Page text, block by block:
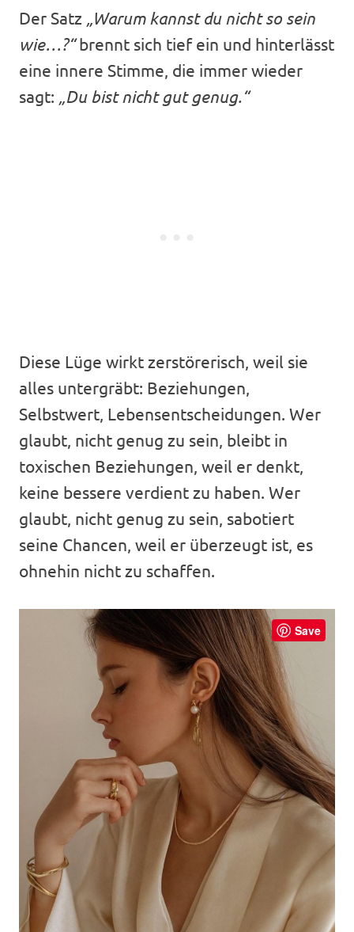
Der Satz „Warum kannst du nicht so sein
wie…?“brennt sich tief ein und hinterlässt
eine innere Stimme, die immer wieder
sagt: „Du bist nicht gut genug.“
Diese Lüge wirkt zerstörerisch, weil sie
alles untergräbt: Beziehungen,
Selbstwert, Lebensentscheidungen. Wer
glaubt, nicht genug zu sein, bleibt in
toxischen Beziehungen, weil er denkt,
keine bessere verdient zu haben. Wer
glaubt, nicht genug zu sein, sabotiert
seine Chancen, weil er überzeugt ist, es
ohnehin nicht zu schaffen.
Save